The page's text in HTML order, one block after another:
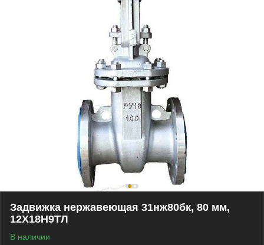
Задвижка нержавеющая 31нж80бк, 80 мм,
12Х18Н9ТЛ
В наличии